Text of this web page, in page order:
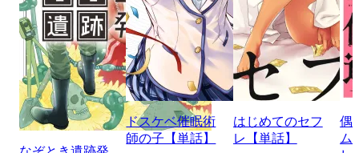
ドスケベ催眠術
師の子【単話】
はじめてのセフ
レ【単話】
偶
ム